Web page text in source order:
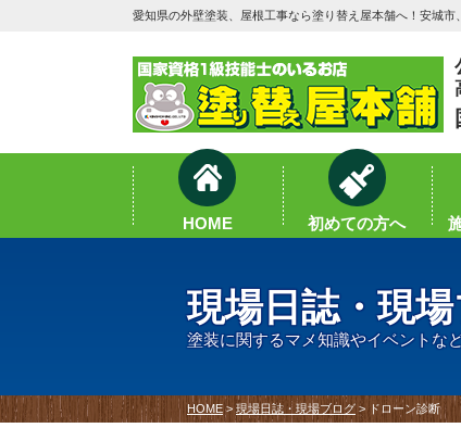
愛知県の外壁塗装、屋根工事なら塗り替え屋本舗へ！安城市
HOME 初めての方へ
現場日誌・現
塗装に関するマメ知識やイベントな
HOME> 現場日誌・現場ブログ > ドローン診断